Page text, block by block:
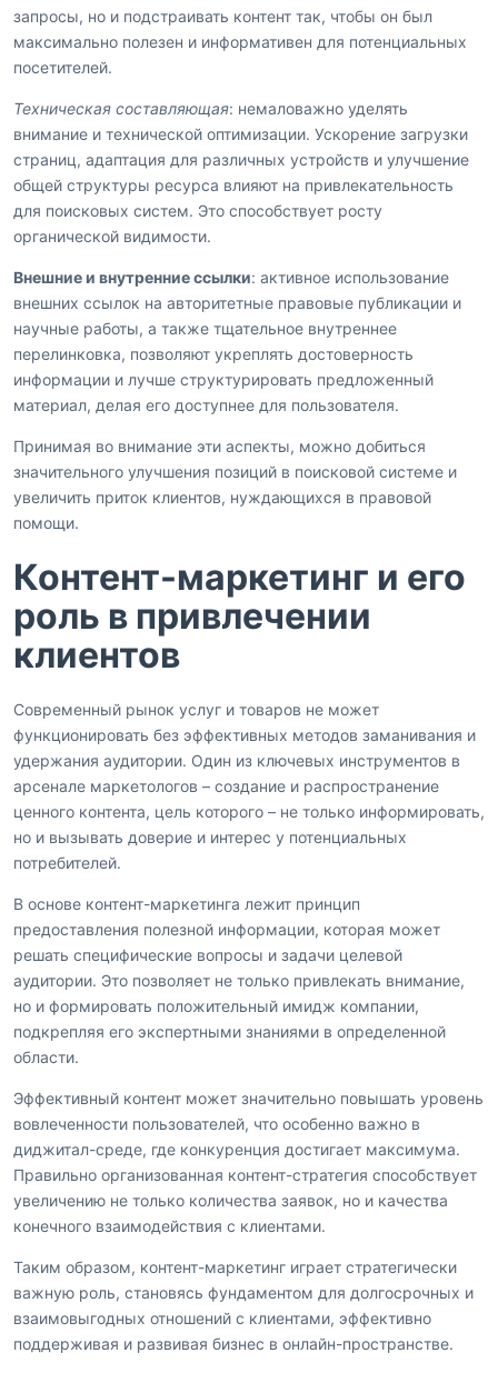
запросы, но и подстраивать контент так, чтобы он был
максимально полезен и информативен для потенциальных
посетителей.
Техническая составляющая: немаловажно уделять
внимание и технической оптимизации. Ускорение загрузки
страниц, адаптация для различных устройств и улучшение
общей структуры ресурса влияют на привлекательность
для поисковых систем. Это способствует росту
органической видимости.
Внешние и внутренние ссылки: активное использование
внешних ссылок на авторитетные правовые публикации и
научные работы, а также тщательное внутреннее
перелинковка, позволяют укреплять достоверность
информации и лучше структурировать предложенный
материал, делая его доступнее для пользователя.
Принимая во внимание эти аспекты, можно добиться
значительного улучшения позиций в поисковой системе и
увеличить приток клиентов, нуждающихся в правовой
помощи.
Контент-маркетинг и его
роль в привлечении
клиентов
Современный рынок услуг и товаров не может
функционировать без эффективных методов заманивания и
удержания аудитории. Один из ключевых инструментов в
арсенале маркетологов – создание и распространение
ценного контента, цель которого – не только информировать,
но и вызывать доверие и интерес у потенциальных
потребителей.
В основе контент-маркетинга лежит принцип
предоставления полезной информации, которая может
решать специфические вопросы и задачи целевой
аудитории. Это позволяет не только привлекать внимание,
но и формировать положительный имидж компании,
подкрепляя его экспертными знаниями в определенной
области.
Эффективный контент может значительно повышать уровень
вовлеченности пользователей, что особенно важно в
диджитал-среде, где конкуренция достигает максимума.
Правильно организованная контент-стратегия способствует
увеличению не только количества заявок, но и качества
конечного взаимодействия с клиентами.
Таким образом, контент-маркетинг играет стратегически
важную роль, становясь фундаментом для долгосрочных и
взаимовыгодных отношений с клиентами, эффективно
поддерживая и развивая бизнес в онлайн-пространстве.